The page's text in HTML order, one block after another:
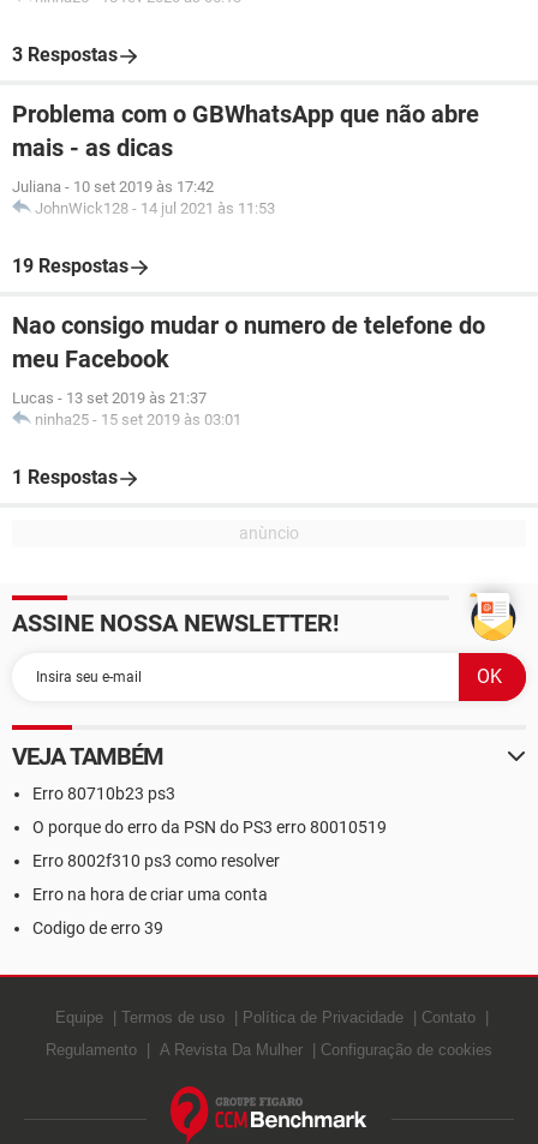
3 Respostas
Problema com o GBWhatsApp que não abre
mais - as dicas
Juliana - 10 set 2019 às 17:42
JohnWick128 - 14 jul 2021 às 11:53
19 Respostas
Nao consigo mudar o numero de telefone do
meu Facebook
Lucas - 13 set 2019 às 21:37
ninha25 - 15 set 2019 às 03:01
1 Respostas
ASSINE NOSSA NEWSLETTER!
VEJA TAMBÉM
Erro 80710b23 ps3
O porque do erro da PSN do PS3 erro 80010519
Erro 8002f310 ps3 como resolver
Erro na hora de criar uma conta
Codigo de erro 39
Equipe Termos de uso Política de Privacidade
Contato
Regulamento
A Revista Da Mulher Configuração de cookies